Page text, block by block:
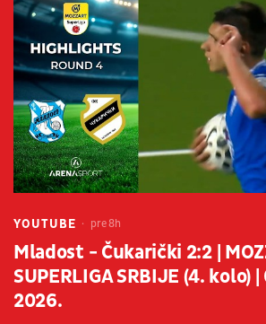
YOUTUBE pre 8h
Mladost - Čukarički 2:2 |
SUPERLIGA SRBIJE (4. kolo)
2026.